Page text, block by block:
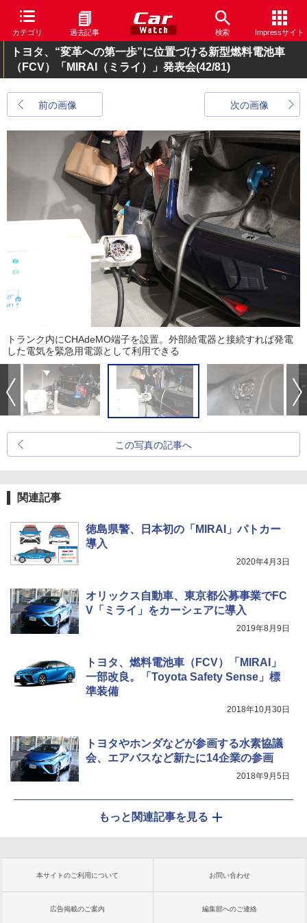
カテゴリ 過去記事 検索 Impressサイト
トヨタ、“変革への第一歩”に位置づける新型燃料電池車
（FCV）「MIRAI（ミライ）」発表会(42/81)
前の画像 次の画像
トランク内にCHAdeMO端子を設置。外部給電器と接続すれば発電
した電気を緊急用電源として利用できる
この写真の記事へ
関連記事
徳島県警、日本初の「MIRAI」パトカー
導入
2020年4月3日
オリックス自動車、東京都公募事業でFC
V「ミライ」をカーシェアに導入
2019年8月9日
トヨタ、燃料電池車（FCV）「MIRAI」
一部改良。「Toyota Safety Sense」標
準装備
2018年10月30日
トヨタやホンダなどが参画する水素協議
会、エアバスなど新たに14企業の参画
2018年9月5日
もっと関連記事を見る
本サイトのご利用について お問い合わせ
広告掲載のご案内 編集部へのご連絡